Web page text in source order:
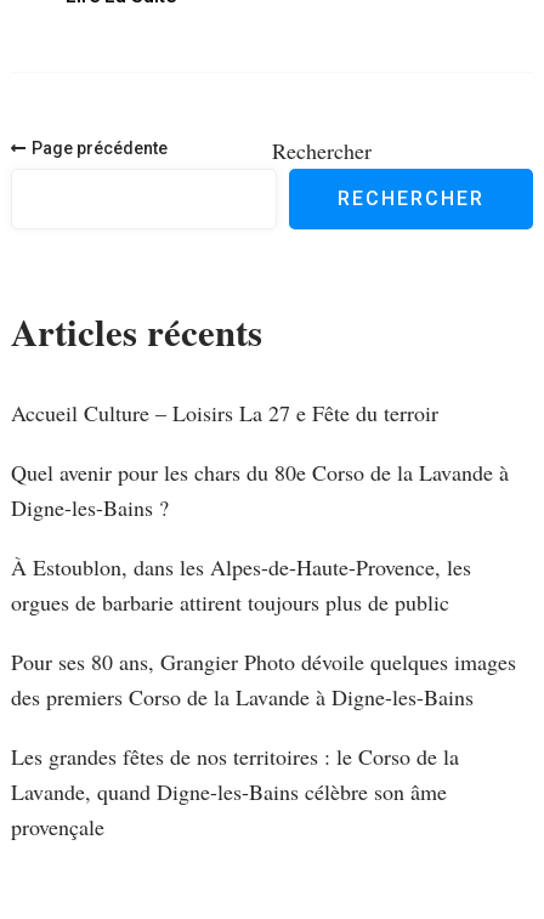
Navigation
Page précédente Rechercher
RECHERCHER
Articles récents
Accueil Culture – Loisirs La 27 e Fête du terroir
Quel avenir pour les chars du 80e Corso de la Lavande à
Digne-les-Bains ?
À Estoublon, dans les Alpes-de-Haute-Provence, les
orgues de barbarie attirent toujours plus de public
Pour ses 80 ans, Grangier Photo dévoile quelques images
des premiers Corso de la Lavande à Digne-les-Bains
Les grandes fêtes de nos territoires : le Corso de la
Lavande, quand Digne-les-Bains célèbre son âme
provençale